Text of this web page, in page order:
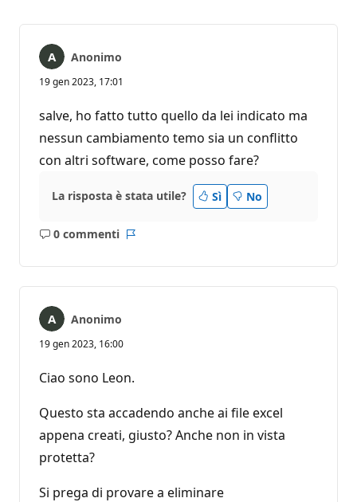
Anonimo
19 gen 2023, 17:01
salve, ho fatto tutto quello da lei indicato ma
nessun cambiamento temo sia un conflitto
con altri software, come posso fare?
La risposta è stata utile? Sì No
0 commenti
Nessun
Anonimo
19 gen 2023, 16:00
Ciao sono Leon.
Questo sta accadendo anche ai file excel
appena creati, giusto? Anche non in vista
protetta?
Si prega di provare a eliminare